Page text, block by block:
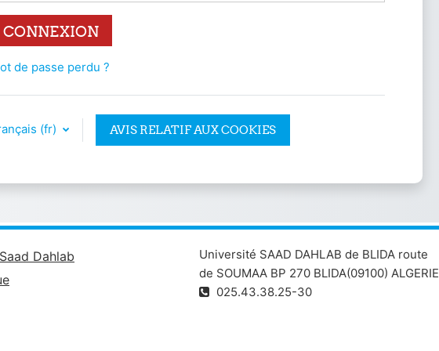
CONNEXION
de passe perdu ?
‎(fr)‎ AVIS RELATIF AUX COOKIES
Dahlab
Université SAAD DAHLAB de BLIDA route
de SOUMAA BP 270 BLIDA(09100) ALGERIE
025.43.38.25-30